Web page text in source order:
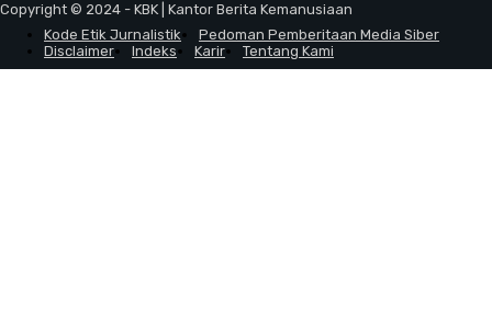
Copyright © 2024 - KBK | Kantor Berita Kemanusiaan
Kode Etik Jurnalistik
Pedoman Pemberitaan Media Siber
Disclaimer
Indeks Karir Tentang Kami